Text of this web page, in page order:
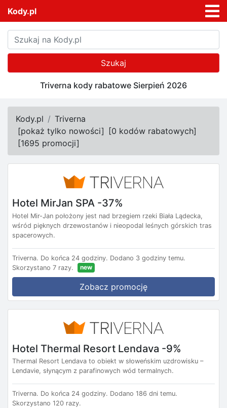
Kody.pl
Szukaj
Triverna kody rabatowe Sierpień 2026
Kody.pl
Triverna
[pokaż tylko nowości] [0 kodów rabatowych]
[1695 promocji]
Hotel MirJan SPA -37%
Hotel Mir-Jan położony jest nad brzegiem rzeki Biała Lądecka,
wśród pięknych drzewostanów i nieopodal leśnych górskich tras
spacerowych.
Triverna. Do końca 24 godziny. Dodano 3 godziny temu.
Skorzystano 7 razy.
new
Zobacz promocję
Hotel Thermal Resort Lendava -9%
Thermal Resort Lendava to obiekt w słoweńskim uzdrowisku –
Lendavie, słynącym z parafinowych wód termalnych.
Triverna. Do końca 24 godziny. Dodano 186 dni temu.
Skorzystano 120 razy.